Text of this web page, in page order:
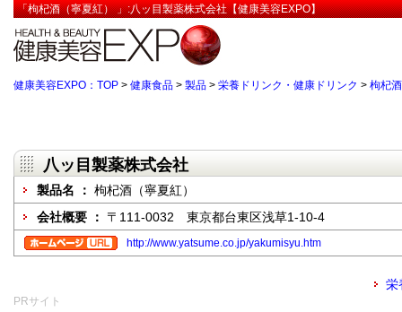
「枸杞酒（寧夏紅） 」:八ッ目製薬株式会社【健康美容EXPO】
健康美容EXPO：TOP > 健康食品 > 製品 > 栄養ドリンク・健康ドリンク > 枸杞
八ッ目製薬株式会社
製品名 ： 枸杞酒（寧夏紅）
会社概要 ： 〒111-0032 東京都台東区浅草1-10-4
http://www.yatsume.co.jp/yakumisyu.htm
栄
PRサイト